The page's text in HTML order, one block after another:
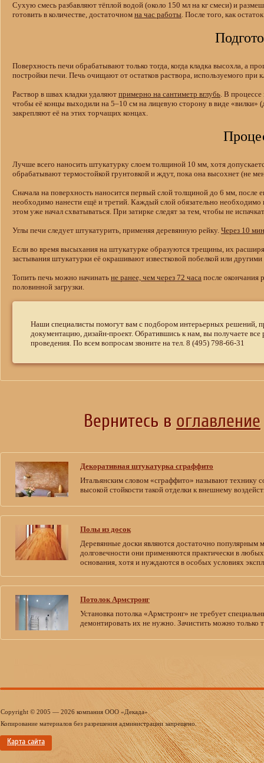
Сухую смесь разбавляют тёплой водой (около 150 мл на кг смеси) и
готовить в количестве, достаточном на час работы. После того, как
Поверхность печи обрабатывают только тогда, когда кладка высохла, а
постройки печи. Печь очищают от остатков раствора, используемого при
Раствор в швах кладки удаляют примерно на сантиметр вглубь. В
чтобы её концы выходили на 5–10 см на лицевую сторону в виде
закрепляют её на этих торчащих концах.
Лучше всего наносить штукатурку слоем толщиной 10 мм, хотя
обрабатывают термостойкой грунтовкой и ждут, пока она высохнет (не
Сначала на поверхность наносится первый слой толщиной до 6 мм, после
необходимо нанести ещё и третий. Каждый слой обязательно необходимо
этом уже начал схватываться. При затирке следят за тем, чтобы не
Углы печи следует штукатурить, применяя деревянную рейку. Через 10
Если во время высыхания на штукатурке образуются трещины, их
застывания штукатурки её окрашивают известковой побелкой или
Топить печь можно начинать не ранее, чем через 72 часа после окончания
половинной загрузки.
Наши специалисты помогут вам с подбором интерьерных
документацию, дизайн-проект. Обратившись к нам, вы получаете
проведения. По всем вопросам звоните на тел. 8 (495) 798-66-31
Вернитесь в оглавление
Декоративная штукатурка сграффито
Итальянским словом «сграффито» называют
высокой стойкости такой отделки к внешнему
Полы из досок
Деревянные доски являются достаточно популярным
долговечности они применяются практически в
основания, хотя и нуждаются в особых условиях
Потолок Армстронг
Установка потолка «Армстронг» не требует
демонтировать их не нужно. Зачистить можно только
Copyright © 2005 — 2026 компания ООО «Декада»
Копирование материалов без разрешения администрации запрещено.
Карта сайта